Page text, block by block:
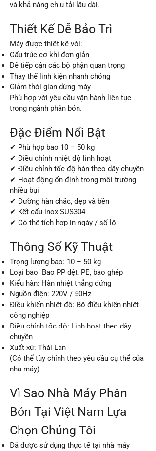
và khả năng chịu tải lâu dài.
Thiết Kế Dễ Bảo Trì
Máy được thiết kế với:
Cấu trúc cơ khí đơn giản
Dễ tiếp cận các bộ phận quan trọng
Thay thế linh kiện nhanh chóng
Giảm thời gian dừng máy
Phù hợp với yêu cầu vận hành liên tục
trong ngành phân bón.
Đặc Điểm Nổi Bật
✔ Phù hợp bao 10 – 50 kg
✔ Điều chỉnh nhiệt độ linh hoạt
✔ Điều chỉnh tốc độ hàn theo dây chuyền
✔ Hoạt động ổn định trong môi trường
nhiều bụi
✔ Đường hàn chắc, đẹp và bền
✔ Kết cấu inox SUS304
✔ Có thể tích hợp in ngày / số lô
Thông Số Kỹ Thuật
Trọng lượng bao: 10 – 50 kg
Loại bao: Bao PP dệt, PE, bao ghép
Kiểu hàn: Hàn nhiệt thẳng đứng
Nguồn điện: 220V / 50Hz
Điều khiển nhiệt độ: Bộ điều khiển nhiệt
công nghiệp
Điều chỉnh tốc độ: Linh hoạt theo dây
chuyền
Xuất xứ: Thái Lan
(Có thể tùy chỉnh theo yêu cầu cụ thể của
nhà máy)
Vì Sao Nhà Máy Phân
Bón Tại Việt Nam Lựa
Chọn Chúng Tôi
Đã được sử dụng thực tế tại nhà máy